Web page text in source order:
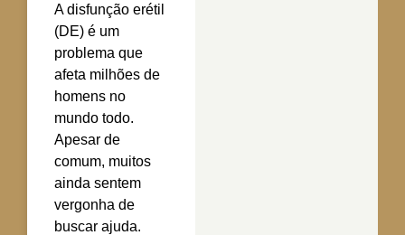
A disfunção erétil
(DE) é um
problema que
afeta milhões de
homens no
mundo todo.
Apesar de
comum, muitos
ainda sentem
vergonha de
buscar ajuda.